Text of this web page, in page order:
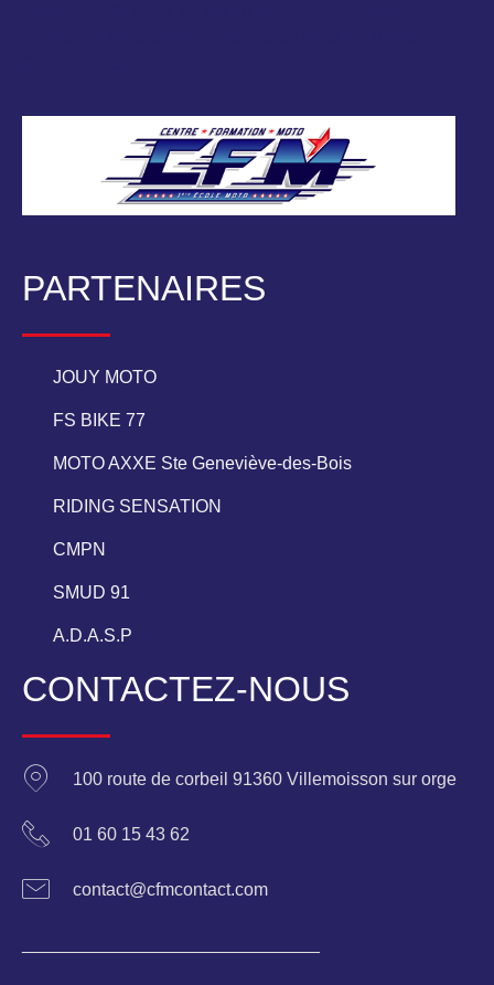
PARTENAIRES
JOUY MOTO
FS BIKE 77
MOTO AXXE Ste Geneviève-des-Bois
RIDING SENSATION
CMPN
SMUD 91
A.D.A.S.P
CONTACTEZ-NOUS
100 route de corbeil 91360 Villemoisson sur orge
01 60 15 43 62
contact@cfmcontact.com